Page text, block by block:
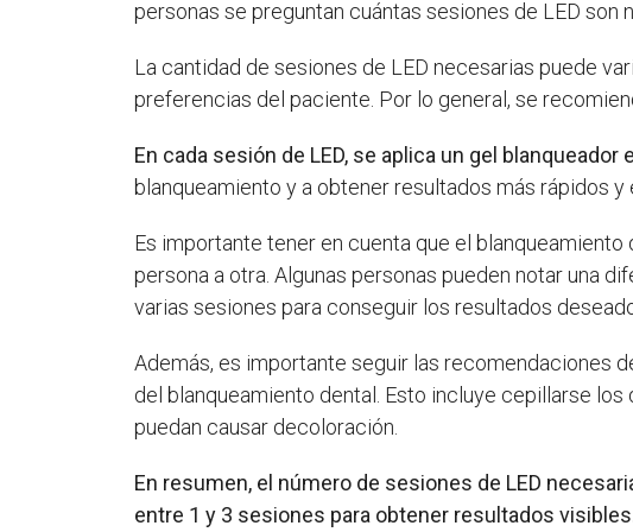
personas se preguntan cuántas sesiones de LED son
La cantidad de sesiones de LED necesarias puede
preferencias del paciente. Por lo general, se
En cada sesión de LED, se aplica un gel
blanqueamiento y a obtener resultados más rápidos y
Es importante tener en cuenta que el
persona a otra. Algunas personas pueden notar una
varias sesiones para conseguir los resultados
Además, es importante seguir las recomendaciones
del blanqueamiento dental. Esto incluye cepillarse
puedan causar decoloración.
En resumen, el número de sesiones de LED
entre 1 y 3 sesiones para obtener resultados